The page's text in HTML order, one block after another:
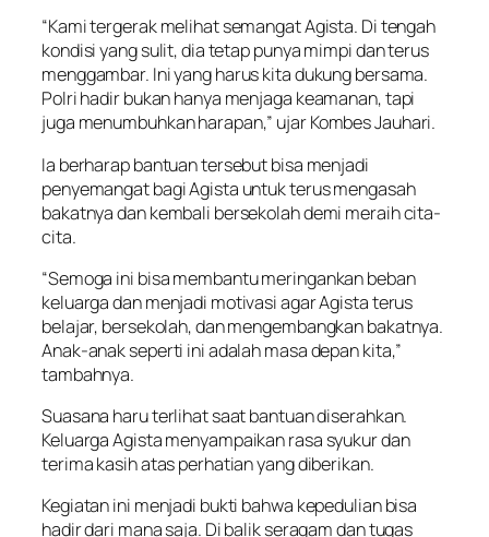
“Kami tergerak melihat semangat Agista. Di tengah
kondisi yang sulit, dia tetap punya mimpi dan terus
menggambar. Ini yang harus kita dukung bersama.
Polri hadir bukan hanya menjaga keamanan, tapi
juga menumbuhkan harapan,” ujar Kombes Jauhari.
Ia berharap bantuan tersebut bisa menjadi
penyemangat bagi Agista untuk terus mengasah
bakatnya dan kembali bersekolah demi meraih cita-
cita.
“Semoga ini bisa membantu meringankan beban
keluarga dan menjadi motivasi agar Agista terus
belajar, bersekolah, dan mengembangkan bakatnya.
Anak-anak seperti ini adalah masa depan kita,”
tambahnya.
Suasana haru terlihat saat bantuan diserahkan.
Keluarga Agista menyampaikan rasa syukur dan
terima kasih atas perhatian yang diberikan.
Kegiatan ini menjadi bukti bahwa kepedulian bisa
hadir dari mana saja. Di balik seragam dan tugas